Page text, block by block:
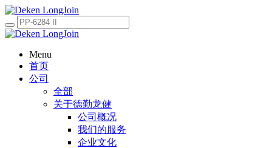
Menu
首页
公司
全部
关于德勤龙健
公司概况
我们的服务
企业文化